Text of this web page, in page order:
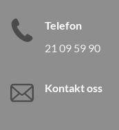
Telefon
21 09 59 90
Kontakt oss